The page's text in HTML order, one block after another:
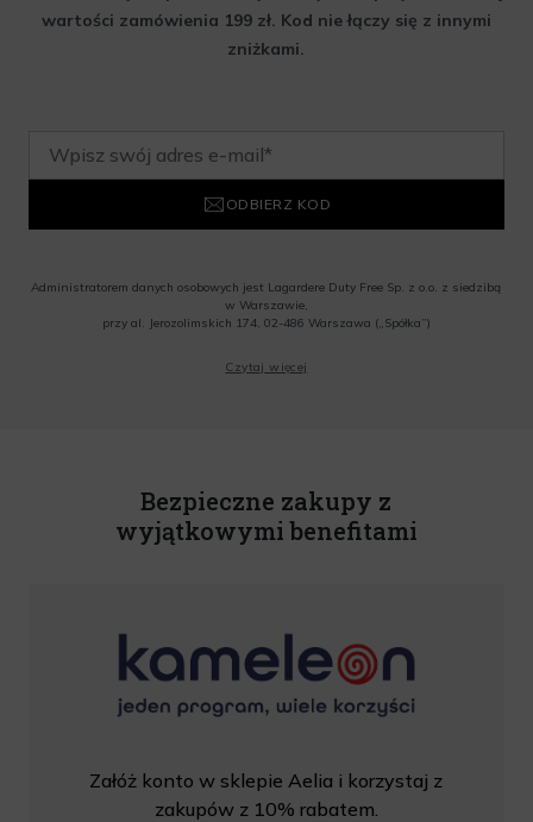
wartości zamówienia 199 zł. Kod nie łączy się z innymi
zniżkami.
ODBIERZ KOD
Administratorem danych osobowych jest Lagardere Duty Free Sp. z o.o. z siedzibą
w Warszawie,
przy al. Jerozolimskich 174, 02-486 Warszawa („Spółka”)
o.o. informacji handlowych, w tym newslettera, informacji o promocjach i
Czytaj więcej
Bezpieczne zakupy z
wyjątkowymi benefitami
Załóż konto w sklepie Aelia i korzystaj z
zakupów z 10% rabatem.